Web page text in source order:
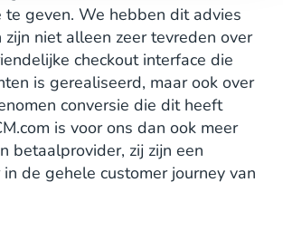
te geven. We hebben dit advies
niet alleen zeer tevreden over
checkout interface die
is gerealiseerd, maar ook over
conversie die dit heeft
is voor ons dan ook meer
betaalprovider, zij zijn een
de gehele customer journey van